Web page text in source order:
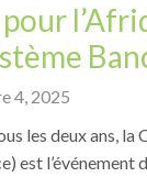
4, 2025
les deux ans, la
est l’événement